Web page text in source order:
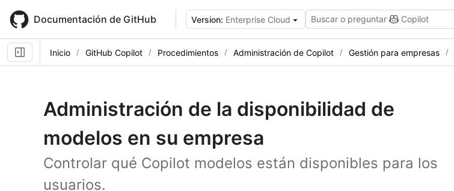
main
content
Documentación de GitHub Version: Enterprise Cloud Buscar o preguntar Copilot
Inicio GitHub Copilot Procedimientos Administración de Copilot Gestión para empresas
Administración de la disponibilidad de
modelos en su empresa
Controlar qué Copilot modelos están disponibles para los
usuarios.